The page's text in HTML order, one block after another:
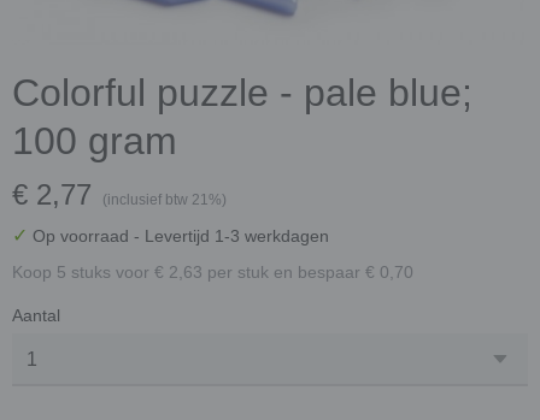
Colorful puzzle - pale blue;
100 gram
€ 2,77 (inclusief btw 21%)
✓ Op voorraad - Levertijd 1-3 werkdagen
Koop 5 stuks voor € 2,63 per stuk en bespaar € 0,70
Aantal